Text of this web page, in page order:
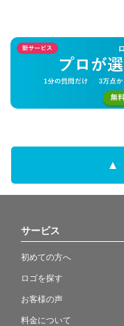
サービス
初めての方へ
ロゴを探す
お客様の声
料金について